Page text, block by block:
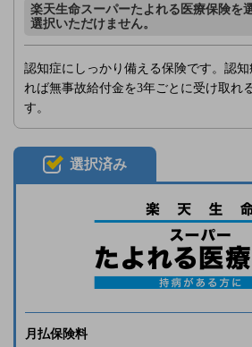
楽天生命スーパーたよれる医療保険を
選択いただけません。
認知症にしっかり備える保険です。認
れば無事故給付金を3年ごとに受け取れ
す。
選択済み
月払保険料